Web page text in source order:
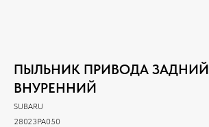
ПЫЛЬНИК ПРИВОДА ЗАДНИЙ
ВНУРЕННИЙ
SUBARU
28023PA050